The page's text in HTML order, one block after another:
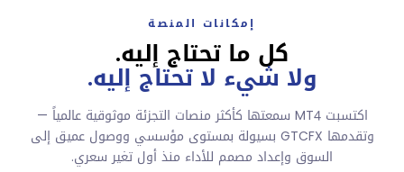
إمكانات المنصة
كل ما تحتاج إليه.
ولا شيء لا تحتاج إليه.
اكتسبت MT4 سمعتها كأكثر منصات التجزئة موثوقية عالمياً —
وتقدمها GTCFX بسيولة بمستوى مؤسسي ووصول عميق إلى
السوق وإعداد مصمم للأداء منذ أول تغير سعري.